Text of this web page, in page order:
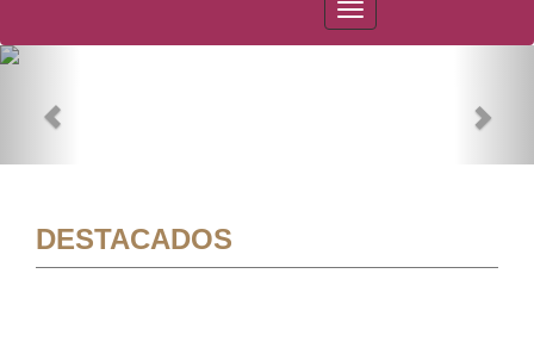
PAOT
DESTACADOS